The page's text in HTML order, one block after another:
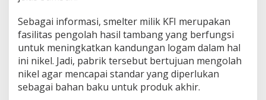
Sebagai informasi, smelter milik KFI merupakan
fasilitas pengolah hasil tambang yang berfungsi
untuk meningkatkan kandungan logam dalam hal
ini nikel. Jadi, pabrik tersebut bertujuan mengolah
nikel agar mencapai standar yang diperlukan
sebagai bahan baku untuk produk akhir.